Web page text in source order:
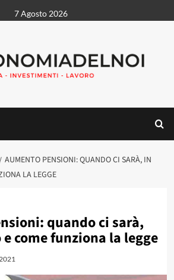
7 Agosto 2026
AUMENTO PENSIONI: QUANDO CI SARÀ, IN
LA LEGGE
quando ci sarà,
come funziona la legge